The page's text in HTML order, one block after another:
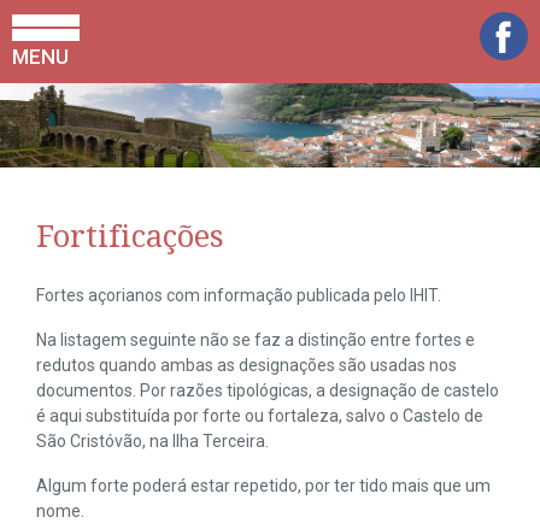
MENU
Fortificações
Fortes açorianos com informação publicada pelo IHIT.
Na listagem seguinte não se faz a distinção entre fortes e
redutos quando ambas as designações são usadas nos
documentos. Por razões tipológicas, a designação de castelo
é aqui substituída por forte ou fortaleza, salvo o Castelo de
São Cristóvão, na Ilha Terceira.
Algum forte poderá estar repetido, por ter tido mais que um
nome.